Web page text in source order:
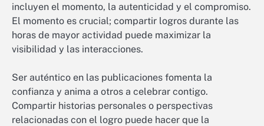
incluyen el momento, la autenticidad y el compromiso.
El momento es crucial; compartir logros durante las
horas de mayor actividad puede maximizar la
visibilidad y las interacciones.
Ser auténtico en las publicaciones fomenta la
confianza y anima a otros a celebrar contigo.
Compartir historias personales o perspectivas
relacionadas con el logro puede hacer que la